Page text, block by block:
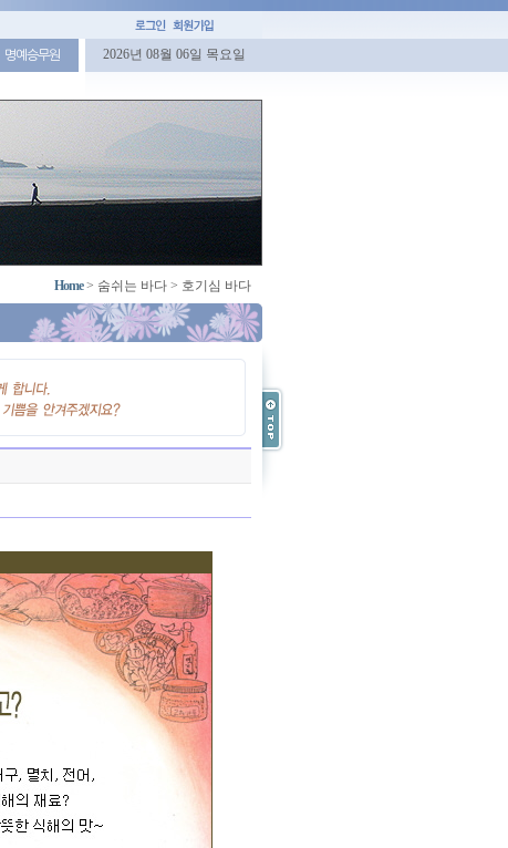
명예승무원 2026년 08월 06일 목요일
Home> 숨쉬는 바다 > 호기심 바다